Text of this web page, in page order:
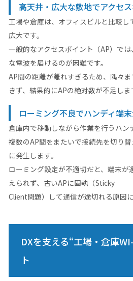
高天井・広大な敷地でアクセ
工場や倉庫は、オフィスビルと比較し
広大です。
一般的なアクセスポイント（AP）で
な電波を届けるのが困難です。
AP間の距離が離れすぎるため、隅々
きず、結果的にAPの絶対数が不足しま
ローミング不良でハンディ端
倉庫内で移動しながら作業を行うハン
複数のAP間をまたいで接続先を切り
に発生します。
ローミング設定が不適切だと、端末が
えられず、古いAPに固執（Sticky
Client問題）して通信が途切れる原因に
DXを支える“工場・倉庫
ト